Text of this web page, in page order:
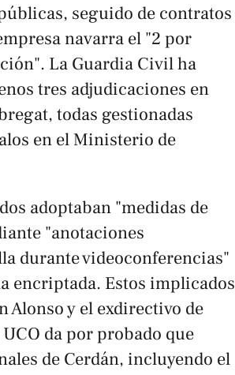
seguido de contratos
navarra el "2 por
La Guardia Civil ha
tres adjudicaciones en
todas gestionadas
en el Ministerio de
adoptaban "medidas de
"anotaciones
durante videoconferencias"
encriptada. Estos implicados
Alonso y el exdirectivo de
da por probado que
de Cerdán, incluyendo el